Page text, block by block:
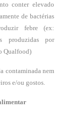
conter elevado
de bactérias
febre (ex:
produzidas por
Qualfood)
contaminada nem
e/ou gostos.